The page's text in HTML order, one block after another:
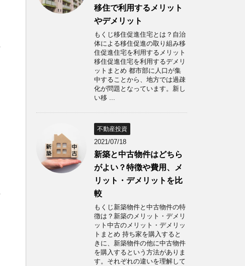
移住で利用するメリット
やデメリット
もくじ移住促進住宅とは？自治
体による移住促進の取り組み移
住促進住宅を利用するメリット
移住促進住宅を利用するデメリ
ットまとめ 都市部に人口が集
中することから、地方では過疎
化が問題となっています。新し
い移 ...
不動産投資
2021/07/18
新築と中古物件はどちら
がよい？特徴や費用、メ
リット・デメリットを比
較
もくじ新築物件と中古物件の特
徴は？新築のメリット・デメリ
ット中古のメリット・デメリッ
トまとめ 持ち家を購入すると
きに、新築物件の他に中古物件
を購入するという方法がありま
す。それぞれの違いを理解して